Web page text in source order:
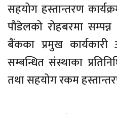
सहयोग हस्तान्तरण
पौडेलको रोहबरमा
बैंकका प्रमुख
सम्बन्धित संस्थाका
तथा सहयोग रकम